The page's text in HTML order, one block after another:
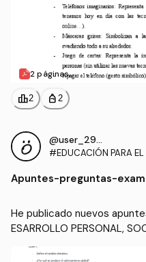
2 páginas
leaderboard2 personal_bag 2
@user_2935509
#EDUCACIÓN PARA EL
SOCIAL Y MEDIO
Apuntes-preguntas-
He publicado nuevos
ESARROLLO PERSONAL,
ntas-examen.pdf